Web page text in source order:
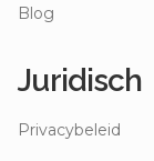
Blog
Juridisch
Privacybeleid